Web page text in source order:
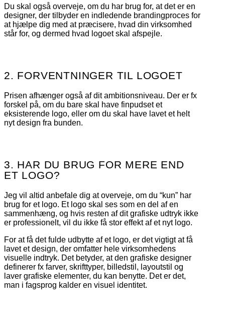
Du skal også overveje, om du har brug for, at det er en
designer, der tilbyder en indledende brandingproces for
at hjælpe dig med at præcisere, hvad din virksomhed
står for, og dermed hvad logoet skal afspejle.
2. FORVENTNINGER TIL LOGOET
Prisen afhænger også af dit ambitionsniveau. Der er fx
forskel på, om du bare skal have finpudset et
eksisterende logo, eller om du skal have lavet et helt
nyt design fra bunden.
3. HAR DU BRUG FOR MERE END
ET LOGO?
Jeg vil altid anbefale dig at overveje, om du “kun” har
brug for et logo. Et logo skal ses som en del af en
sammenhæng, og hvis resten af dit grafiske udtryk ikke
er professionelt, vil du ikke få stor effekt af et nyt logo.
For at få det fulde udbytte af et logo, er det vigtigt at få
lavet et design, der omfatter hele virksomhedens
visuelle indtryk. Det betyder, at den grafiske designer
definerer fx farver, skrifttyper, billedstil, layoutstil og
laver grafiske elementer, du kan benytte. Det er det,
man i fagsprog kalder en visuel identitet.